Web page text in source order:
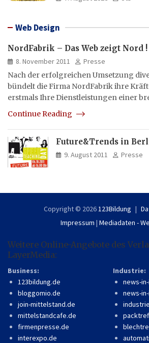
Web Design
NordFabrik – Das Web zeigt Nord !
8. November 2011
Presse
Nach der erfolgreichen Umsetzung
bündelt die Firma NordFabrik ihre
erstmals Ihre Dienstleistungen einer
Continue Reading
Future&Trends in
9. August 2011 Presse
Copyright © 2026123Bildung
Impressum | Mediadaten -
Weitere Online-Angebote des
LayerMedia:
Business:
123bildung.de
bloggomio.de
join-mittelstand.de
mittelstandcafe.de
firmenpresse.de
interexpo.de
Industrie:
news-
news-